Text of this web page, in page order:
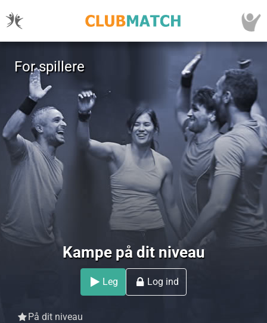
Kampe på dit niveau
Leg Log ind
På dit niveau
For spillere